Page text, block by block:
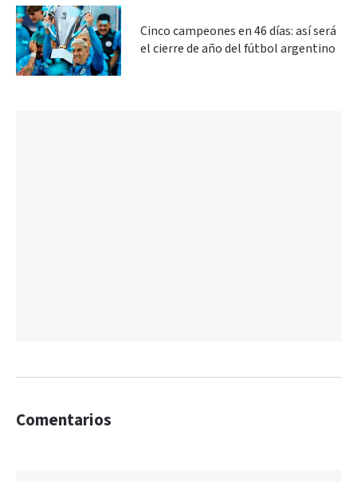
Cinco campeones en 46 días: así será
el cierre de año del fútbol argentino
Comentarios